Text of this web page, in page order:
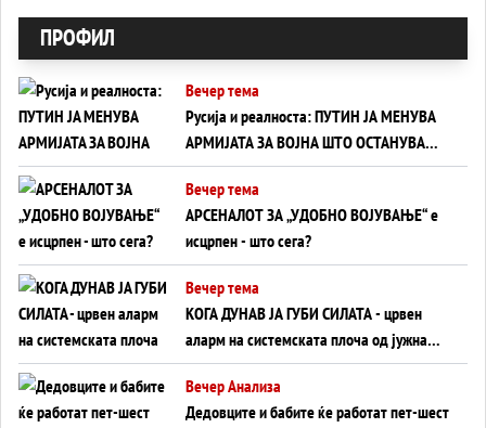
ПРОФИЛ
Вечер тема
Русија и реалноста: ПУТИН ЈА МЕНУВА
АРМИЈАТА ЗА ВОЈНА ШТО ОСТАНУВА
БЕЗ ФРОНТ
Вечер тема
АРСЕНАЛОТ ЗА „УДОБНО ВОЈУВАЊЕ“ е
исцрпен - што сега?
Вечер тема
КОГА ДУНАВ ЈА ГУБИ СИЛАТА - црвен
аларм на системската плоча од јужна
Германија до Црното Море...
Вечер Анализа
Дедовците и бабите ќе работат пет-шест